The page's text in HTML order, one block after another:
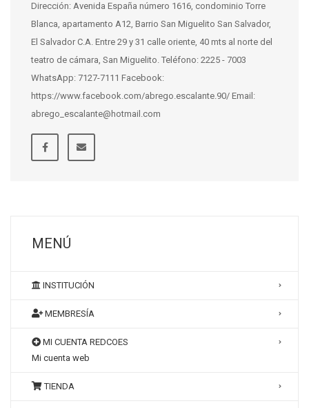
Dirección: Avenida España número 1616, condominio Torre
Blanca, apartamento A12, Barrio San Miguelito San Salvador,
El Salvador C.A. Entre 29 y 31 calle oriente, 40 mts al norte del
teatro de cámara, San Miguelito. Teléfono: 2225 - 7003
WhatsApp: 7127-7111 Facebook:
https://www.facebook.com/abrego.escalante.90/ Email:
abrego_escalante@hotmail.com
MENÚ
INSTITUCIÓN
MEMBRESÍA
MI CUENTA REDCOES
Mi cuenta web
TIENDA